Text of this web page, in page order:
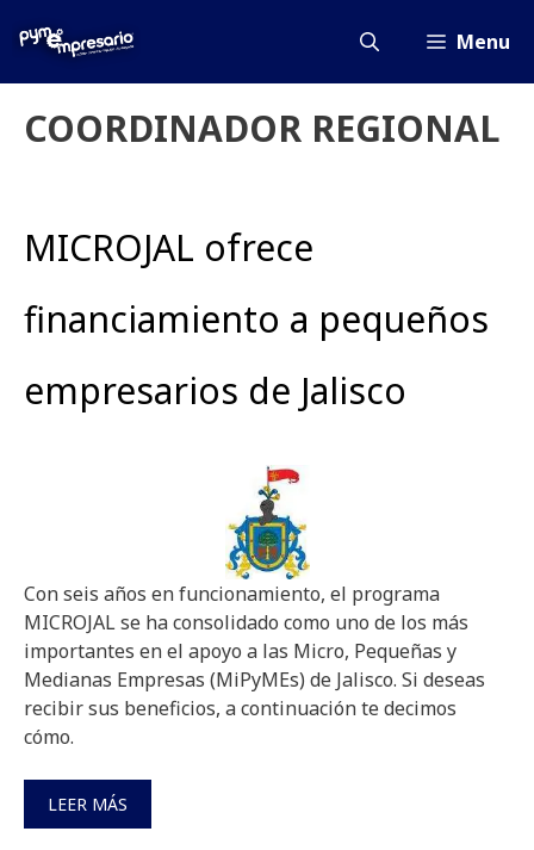
Menu
COORDINADOR REGIONAL
MICROJAL ofrece
financiamiento a pequeños
empresarios de Jalisco
Con seis años en funcionamiento, el programa
MICROJAL se ha consolidado como uno de los más
importantes en el apoyo a las Micro, Pequeñas y
Medianas Empresas (MiPyMEs) de Jalisco. Si deseas
recibir sus beneficios, a continuación te decimos
cómo.
LEER MÁS